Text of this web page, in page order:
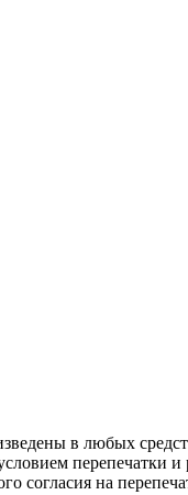
в любых
перепечатки и
согласия на